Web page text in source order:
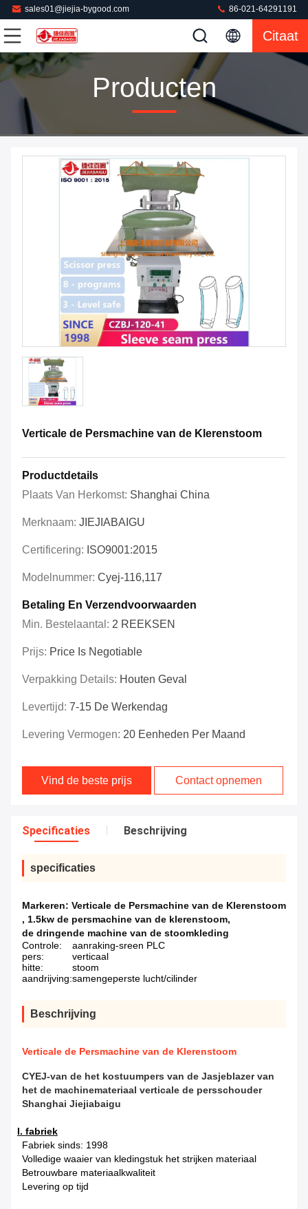
sales01@jiejia-bygood.com 86-021-64291191
Citaat
Producten
Verticale de Persmachine van de Klerenstoom
Productdetails
Plaats Van Herkomst: Shanghai China
Merknaam: JIEJIABAIGU
Certificering: ISO9001:2015
Modelnummer: Cyej-116,117
Betaling En Verzendvoorwaarden
Min. Bestelaantal: 2 REEKSEN
Prijs: Price Is Negotiable
Verpakking Details: Houten Geval
Levertijd: 7-15 De Werkendag
Levering Vermogen: 20 Eenheden Per Maand
Vind de beste prijs Contact opnemen
Specificaties Beschrijving
specificaties
Markeren: Verticale de Persmachine van de Klerenstoom
, 1.5kw de persmachine van de klerenstoom,
de dringende machine van de stoomkleding
Controle:
aanraking-sreen PLC
pers:
verticaal
hitte:
stoom
aandrijving:samengeperste lucht/cilinder
Beschrijving
Verticale de Persmachine van de Klerenstoom
CYEJ-van de het kostuumpers van de Jasjeblazer van
het de machinemateriaal verticale de persschouder
Shanghai Jiejiabaigu
I. fabriek
Fabriek sinds: 1998
Volledige waaier van kledingstuk het strijken materiaal
Betrouwbare materiaalkwaliteit
Levering op tijd